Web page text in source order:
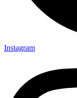
Instagram